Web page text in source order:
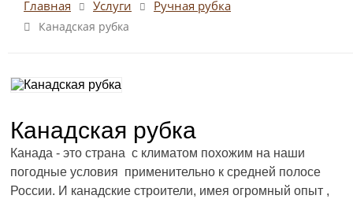
Главная Услуги Ручная рубка
Канадская рубка
Канадская рубка
Канада - это страна с климатом похожим на наши
погодные условия применительно к средней полосе
России. И канадские строители, имея огромный опыт ,